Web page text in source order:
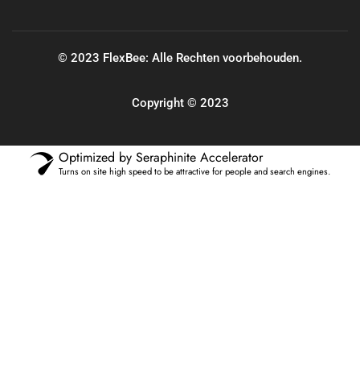
© 2023 FlexBee: Alle Rechten voorbehouden.
Copyright © 2023
Optimized by Seraphinite Accelerator
Turns on site high speed to be attractive for people and search engines.